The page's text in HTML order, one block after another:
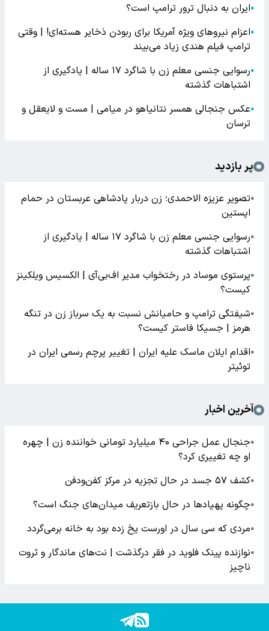
●ایران به دنبال ترور ترامپ است؟
●اعزام نیروهای ویژه آمریکا برای ربودن ذخایر هسته‌ای! | وقتی
ترامپ فیلم هندی زیاد می‌بیند
●
رسوایی جنسی معلم زن با شاگرد ۱۷ ساله | یادگیری از
اشتباهات گذشته
●عکس جنجالی همسر نتانیاهو در میامی | مست و لایعقل و
ترسان
پر بازدید
●تصویر عزیزه الاحمدی؛ زن دربار پادشاهی عربستان در حمام
اپستین
●
رسوایی جنسی معلم زن با شاگرد ۱۷ ساله | یادگیری از
اشتباهات گذشته
●پرستوی موساد در رختخواب مدیر اف‌بی‌آی | الکسیس ویلکینز
کیست؟
●شیفتگی ترامپ و حامیانش نسبت به یک سرباز زن در تنگه
هرمز | جسیکا فاستر کیست؟
●اقدام ایلان ماسک علیه ایران | تغییر پرچم رسمی ایران در
توئیتر
آخرین اخبار
●
جنجال عمل جراحی ۴۰ میلیارد تومانی خواننده زن | چهره
او چه تغییری کرد؟
●کشف ۵۷ جسد در حال تجزیه در مرکز کفن‌ودفن
●چگونه پهپادها در حال بازتعریف میدان‌های جنگ است؟
●مردی که سی سال در اورست یخ زده بود به خانه برمی‌گردد
●نوازنده پینک فلوید در فقر درگذشت | نت‌های ماندگار و ثروت
ناچیز